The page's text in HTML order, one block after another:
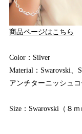
商品ページはこちら
Color：Silver
Material：Swarovski、
アンチターニッシュ
Size：Swarovski（８